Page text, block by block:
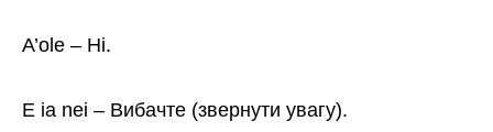
A’ole – Ні.
E ia nei – Вибачте (звернути увагу).